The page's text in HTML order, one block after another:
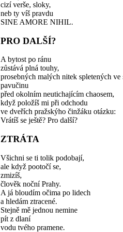
cizí verše, sloky,
neb ty víš pravdu
SINE AMORE NIHIL.
PRO DALŠÍ?
A bytost po ránu
zůstává plná touhy,
prosebných malých nitek spletených ve
pavučinu
před okolním neutichajícím chaosem,
když položíš mi při odchodu
ve dveřích pražskýho činžáku otázku:
Vrátíš se ještě? Pro další?
ZTRÁTA
Všichni se ti tolik podobají,
ale když pootočí se,
zmizíš,
člověk noční Prahy.
A já bloudím očima po lidech
a hledám ztracené.
Stejně mě jednou nemine
pít z dlaní
vodu tvého pramene.